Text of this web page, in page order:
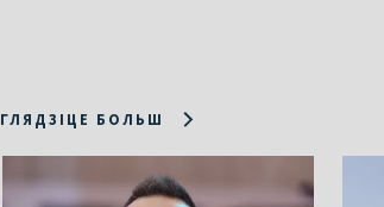
ГЛЯДЗІЦЕ БОЛЬШ